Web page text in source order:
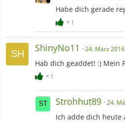
Habe dich gerade
1
ShinyNo11 24. März 2016
Hab dich geaddet! :) Mein
1
Strohhut89 24.
Ich adde dich heute